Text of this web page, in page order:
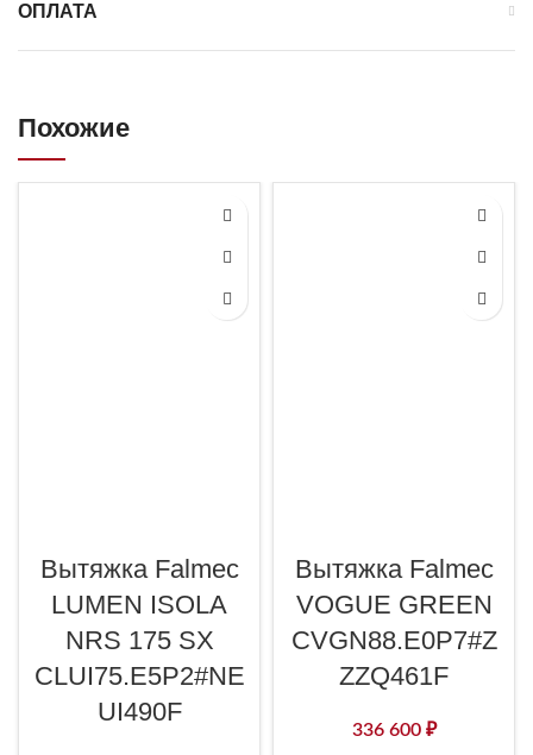
ОПЛАТА
Похожие
Вытяжка Falmec
LUMEN ISOLA
NRS 175 SX
CLUI75.E5P2#NE
UI490F
Вытяжка Falmec
VOGUE GREEN
CVGN88.E0P7#Z
ZZQ461F
336 600 ₽